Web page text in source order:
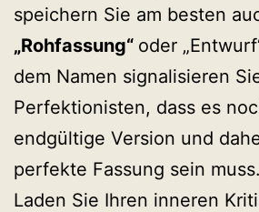
speichern Sie am besten
„Rohfassung“ oder
dem Namen signalisieren
Perfektionisten, dass es
endgültige Version und
perfekte Fassung sein muss.
Laden Sie Ihren inneren